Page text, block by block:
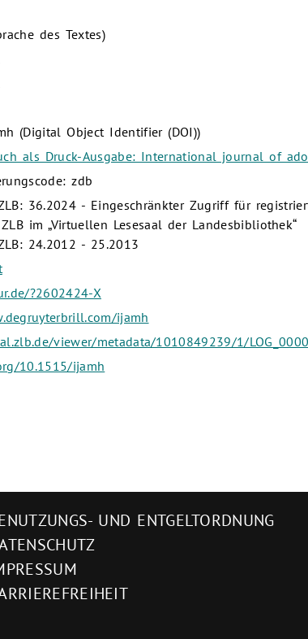
des Textes)
(Digital Object Identifier (DOI))
als Druck-Ausgabe: International journal of
zdb
36.2024 - Eingeschränkter Zugriff für
im „Virtuellen Lesesaal der Landesbibliothek“
24.2012 - 25.2013
?2602424-X
ijamh
viewer/metadata/1010849239/1/
10.1515/ijamh
UND ENTGELTORDNUNG